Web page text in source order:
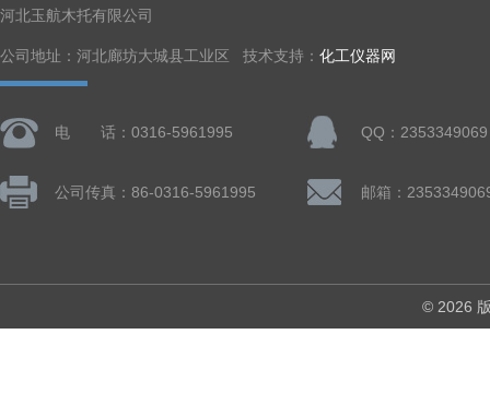
河北玉航木托有限公司
公司地址：河北廊坊大城县工业区 技术支持： 化工仪器网
电 话：0316-5961995 QQ：2353349069
公司传真：86-0316-5961995 邮箱：
© 2026